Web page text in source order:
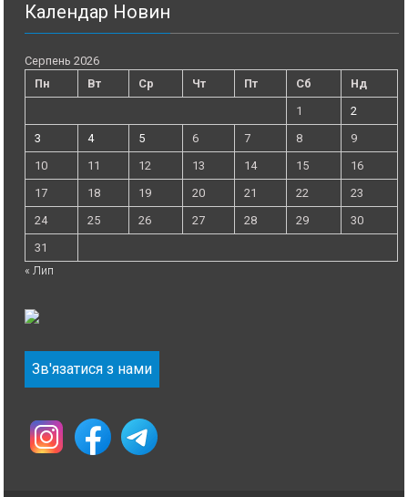
Календар Новин
Серпень 2026
Пн
Вт Ср Чт Пт Сб
Нд
1
2
3
4 5 6 7 8
9
10
11 12 13 14 15
16
17
18 19 20 21 22
23
24
25 26 27 28 29
30
31
« Лип
Зв'язатися з нами